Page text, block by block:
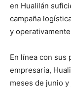
en Hualilán
campaña
y
En línea con sus
empresaria,
meses de junio